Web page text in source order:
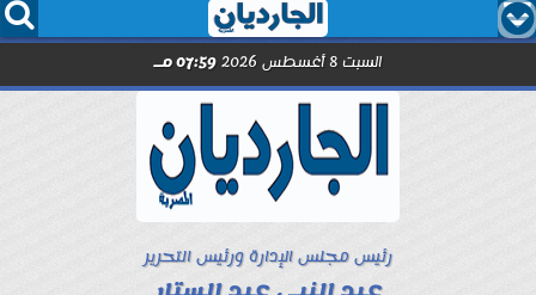
  
السبت 8 أغسطس 2026 07:59 مـ
رئيس مجلس الإدارة ورئيس التحرير